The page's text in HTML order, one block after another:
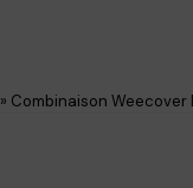
» Combinaison Weecover